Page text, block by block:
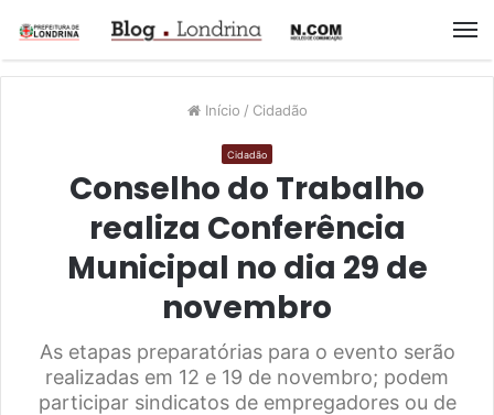
Início / Cidadão
Cidadão
Conselho do Trabalho
realiza Conferência
Municipal no dia 29 de
novembro
As etapas preparatórias para o evento serão
realizadas em 12 e 19 de novembro; podem
participar sindicatos de empregadores ou de